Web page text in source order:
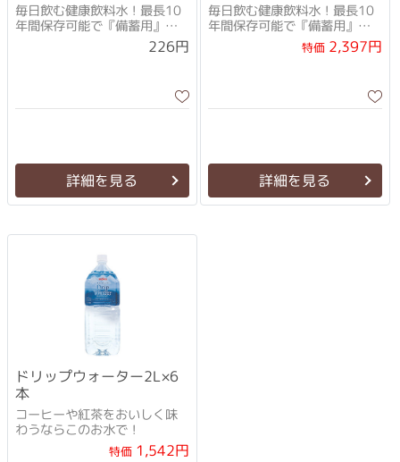
毎日飲む健康飲料水！最長10
年間保存可能で『備蓄用』と
226円
詳細を見る
毎日飲む健康飲料水！最長10
年間保存可能で『備蓄用』と
特価2,397円
詳細を見る
ドリップウォーター2L×6
本
コーヒーや紅茶をおいしく味
わうならこのお水で！
特価1,542円